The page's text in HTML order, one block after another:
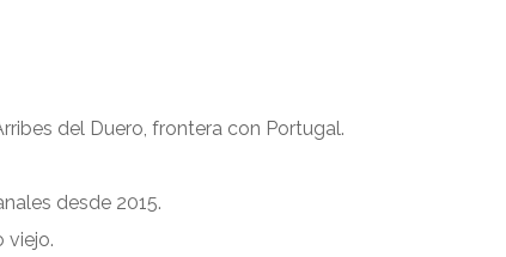
del Duero, frontera con Portugal.
desde 2015.
viejo.